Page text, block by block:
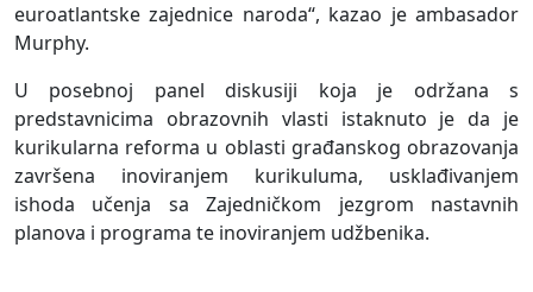
euroatlantske zajednice naroda“, kazao je ambasador
Murphy.
U posebnoj panel diskusiji koja je održana s
predstavnicima obrazovnih vlasti istaknuto je da je
kurikularna reforma u oblasti građanskog obrazovanja
završena inoviranjem kurikuluma, usklađivanjem
ishoda učenja sa Zajedničkom jezgrom nastavnih
planova i programa te inoviranjem udžbenika.